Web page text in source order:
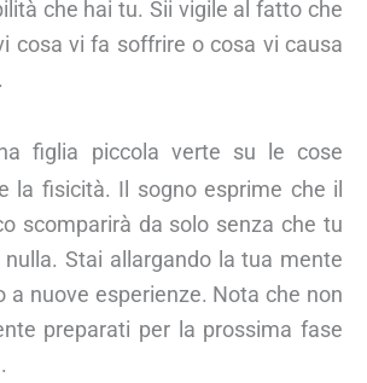
che hai tu. Sii vigile al fatto che
cosa vi fa soffrire o cosa vi causa
figlia piccola verte su le cose
la fisicità. Il sogno esprime che il
scomparirà da solo senza che tu
nulla. Stai allargando la tua mente
a nuove esperienze. Nota che non
preparati per la prossima fase